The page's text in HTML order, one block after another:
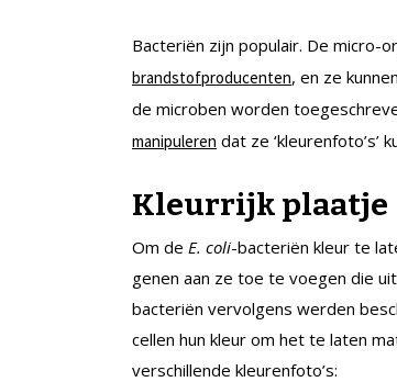
Bacteriën zijn populair. De micro-
brandstofproducenten, en ze
de microben worden
manipuleren dat ze ‘kleurenfoto’s’
Kleurrijk plaatje
Om de E. coli-bacteriën kleur te
genen aan ze toe te voegen die
bacteriën vervolgens werden
cellen hun kleur om het te laten
verschillende kleurenfoto’s: